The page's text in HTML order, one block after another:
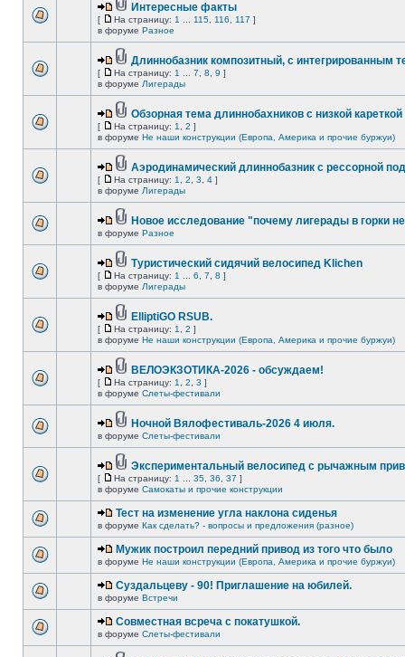
Интересные факты
[ На страницу: 1 115 116 117 ]
в форуме Разное
Длиннобазник композитный, с интегрированным
[ На страницу: 1 7 8 9 ]
в форуме Лигерады
Обзорная тема длиннобахников с низкой кареткой
[ На страницу: 1 2 ]
в форуме Не наши конструкции (Европа, Америка и прочие буржуи)
Аэродинамический длиннобазник с рессорной
[ На страницу: 1 2 3 4 ]
в форуме Лигерады
Новое исследование "почему лигерады в горки
в форуме Разное
Туристический сидячий велосипед Klichen
[ На страницу: 1 6 7 8 ]
в форуме Лигерады
ElliptiGO RSUB.
[ На страницу: 1 2 ]
в форуме Не наши конструкции (Европа, Америка и прочие буржуи)
ВЕЛОЭКЗОТИКА-2026 - обсуждаем!
[ На страницу: 1 2 3 ]
в форуме Слеты-фестивали
Ночной Вялофестиваль-2026 4 июля.
в форуме Слеты-фестивали
Экспериментальный велосипед с рычажным
[ На страницу: 1 35 36 37 ]
в форуме Самокаты и прочие конструкции
Тест на изменение угла наклона сиденья
в форуме Как сделать? - вопросы и предложения (разное)
Мужик построил передний привод из того что было
в форуме Не наши конструкции (Европа, Америка и прочие буржуи)
Суздальцеву - 90! Приглашение на юбилей.
в форуме Встречи
Совместная всреча с покатушкой.
в форуме Слеты-фестивали